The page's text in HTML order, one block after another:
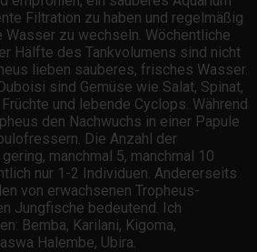
Filtration zu haben und regelmäßig
zu wechseln. Wöchentliche
Hälfte des Tankvolumens sind nicht
lieben sauberes, frisches Wasser.
sind Gemüse wie Salat, Spinat,
und lebende Cyclops. Während
den Nachwuchs in einer Papule
Die Anzahl der
manchmal 5, manchmal 10
nur 1-2 Individuen. Andererseits
von erwachsenen Tropheus-
Jungfische bedeutend. Ich
Bemba, Karilani, Kigoma,
Halembe, Ubira.